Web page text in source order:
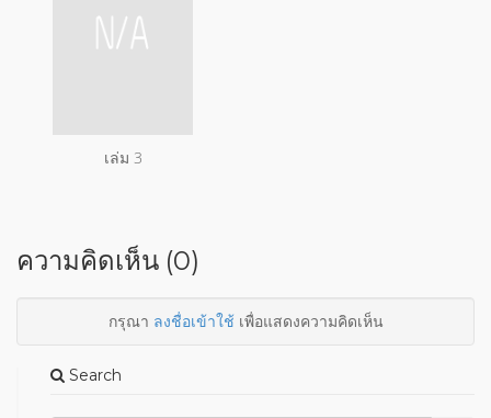
เล่ม 3
ความคิดเห็น (0)
กรุณา ลงชื่อเข้าใช้เพื่อแสดงความคิดเห็น
Search